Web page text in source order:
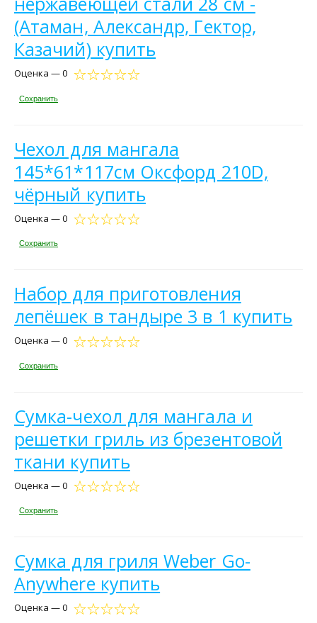
(Атаман, Александр, Гектор,
Казачий) купить
Оценка — 0
Сохранить
Чехол для мангала
145*61*117см Оксфорд 210D,
чёрный купить
Оценка — 0
Сохранить
Набор для приготовления
лепёшек в тандыре 3 в 1 купить
Оценка — 0
Сохранить
Сумка-чехол для мангала и
решетки гриль из брезентовой
ткани купить
Оценка — 0
Сохранить
Сумка для гриля Weber Go-
Anywhere купить
Оценка — 0